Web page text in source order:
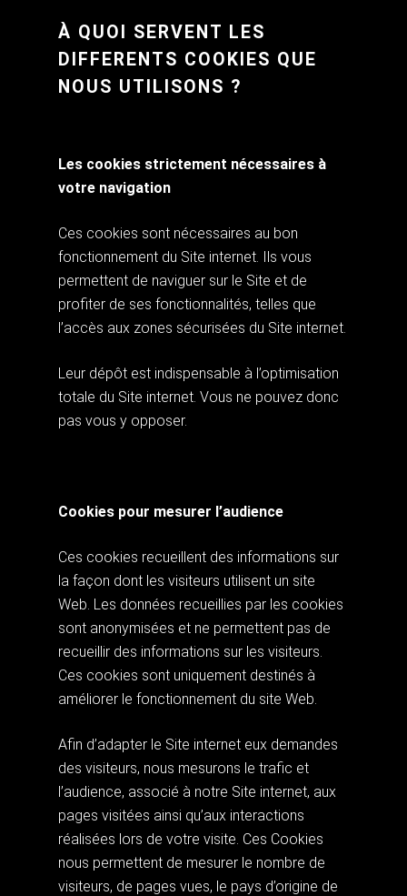
À QUOI SERVENT LES
DIFFERENTS COOKIES QUE
NOUS UTILISONS ?
Les cookies strictement nécessaires à
votre navigation
Ces cookies sont nécessaires au bon
fonctionnement du Site internet. Ils vous
permettent de naviguer sur le Site et de
profiter de ses fonctionnalités, telles que
l’accès aux zones sécurisées du Site internet.
Leur dépôt est indispensable à l’optimisation
totale du Site internet. Vous ne pouvez donc
pas vous y opposer.
Cookies pour mesurer l’audience
Ces cookies recueillent des informations sur
la façon dont les visiteurs utilisent un site
Web. Les données recueillies par les cookies
sont anonymisées et ne permettent pas de
recueillir des informations sur les visiteurs.
Ces cookies sont uniquement destinés à
améliorer le fonctionnement du site Web.
Afin d’adapter le Site internet eux demandes
des visiteurs, nous mesurons le trafic et
l’audience, associé à notre Site internet, aux
pages visitées ainsi qu’aux interactions
réalisées lors de votre visite. Ces Cookies
nous permettent de mesurer le nombre de
visiteurs, de pages vues, le pays d’origine de